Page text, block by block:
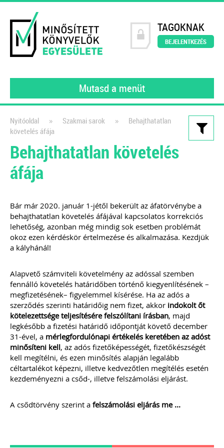
TAGOKNAK
BEJELENTKEZÉS
Mutasd a menüt
Könyvelői szerződésminta
feldolgozáson át a digitális
bizonylatok archiválásáig
2022
Elkészítettünk egy mai modern
könyvelői környezethez alkalmazkodó,
átlátható szabályozást
(szerződésmintát) az elektronikus
dokumentumok kezeléséhez, melyre
akkor van szükséged, ha nem csak és
kizárólag mindent papír alapon
könyvelsz.
TAGJAINK INGYENESEN LETÖLTHETIK -
A letöltések menüpont alatt!
Tagoknak: Ingyenesen
letölthető
Nyitóoldal » Szakmai sarok »
Behajthatatlan
követelés áfája
Behajthatatlan követelés
áfája
Bár már 2020. január 1-jétől bekerült az áfatörvénybe a
behajthatatlan követelés áfájával kapcsolatos korrekciós
lehetőség, azonban még mindig sok esetben problémát
okoz ezen kérdéskör értelmezése és alkalmazása. Kezdjük
a kályhánál!
Alapvető számviteli követelmény az adóssal szemben
fennálló követelés határidőben történő kiegyenlítésének –
megfizetésének– figyelemmel kísérése. Ha az adós a
szerződés szerinti határidőig nem fizet, akkor indokolt őt
kötelezettsége teljesítésére felszólítani írásban, majd
legkésőbb a fizetési határidő időpontját követő december
31-ével, a mérlegfordulónapi értékelés keretében az adóst
minősíteni kell, az adós fizetőképességét, fizetőkészségét
kell megítélni, és ezen minősítés alapján legalább
céltartalékot képezni, illetve kedvezőtlen megítélés esetén
kezdeményezni a csőd-, illetve felszámolási eljárást.
A csődtörvény szerint a felszámolási eljárás me ...